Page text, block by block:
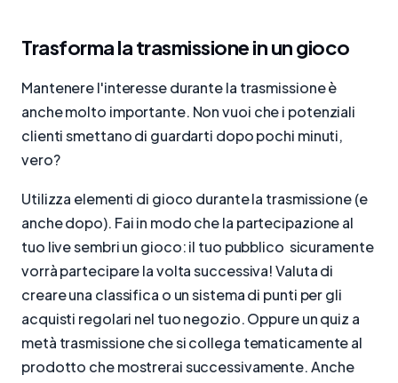
Trasforma la trasmissione in un gioco
Mantenere l'interesse durante la trasmissione è
anche molto importante. Non vuoi che i potenziali
clienti smettano di guardarti dopo pochi minuti,
vero?
Utilizza elementi di gioco durante la trasmissione (e
anche dopo). Fai in modo che la partecipazione al
tuo live sembri un gioco: il tuo pubblico sicuramente
vorrà partecipare la volta successiva! Valuta di
creare una classifica o un sistema di punti per gli
acquisti regolari nel tuo negozio. Oppure un quiz a
metà trasmissione che si collega tematicamente al
prodotto che mostrerai successivamente. Anche